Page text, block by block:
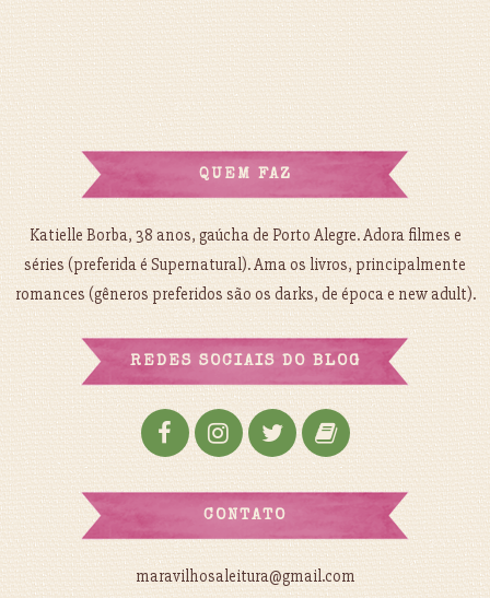
QUEM FAZ
Katielle Borba, 38 anos, gaúcha de Porto Alegre. Adora filmes e
séries (preferida é Supernatural). Ama os livros, principalmente
romances (gêneros preferidos são os darks, de época e new adult).
REDES SOCIAIS DO BLOG
CONTATO
maravilhosaleitura@gmail.com